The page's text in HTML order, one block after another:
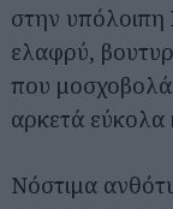
στην
ελαφρύ,
που
αρκετά εύκολα
Νόστιμα